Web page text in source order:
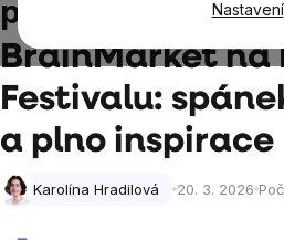
Nastavení
plno inspirace
BrainMarket na
Festivalu:
a plno inspirace
Karolína Hradilová 20. 3. 2026